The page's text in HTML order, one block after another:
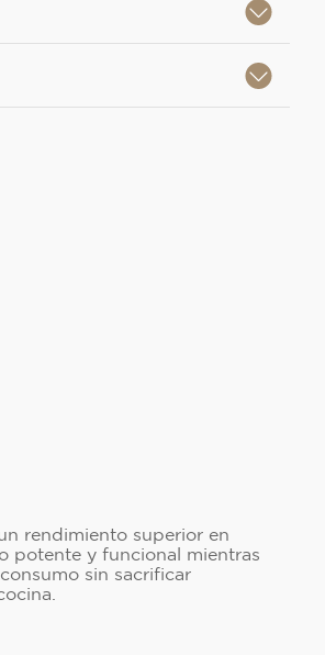
rendimiento superior en
potente y funcional mientras
sin sacrificar